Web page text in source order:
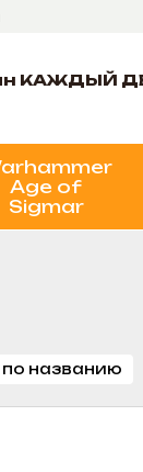
КАЖДЫЙ
Age of
Sigmar
по названию